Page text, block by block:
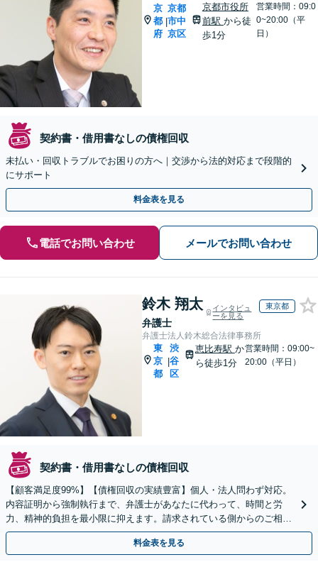
京
都
府
|
京都
市中
京区
京都市役所
前駅 から徒
歩1分
営業時間：09:0
0~20:00（平
日）
契約書・借用書なしの債権回収
未払い・回収トラブルでお困りの方へ｜交渉から法的対応まで段階的
にサポート
料金表を見る
電話でお問い合わせ メールでお問い合わせ
鈴木 翔太
弁護士
インタビュ
ーを見る
東京都
弁護士法人鈴木総合法律事務所
東
京
都
|
渋
谷
区
恵比寿駅 か
ら徒歩1分
営業時間：09:00~
20:00（平日）
契約書・借用書なしの債権回収
【顧客満足度99%】【債権回収の実績豊富】個人・法人問わず対応。
内容証明から強制執行まで、弁護士があなたに代わって、時間と労
力、精神的負担を最小限に抑えます。請求されている側からのご相談
にも対応。
料金表を見る